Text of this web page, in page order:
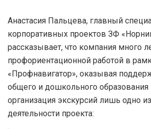
Анастасия Пальцева, главный
корпоративных проектов ЗФ
рассказывает, что компания много
профориентационной работой в
«Профнавигатор», оказывая
общего и дошкольного образования
организация экскурсий лишь одно
деятельности проекта: